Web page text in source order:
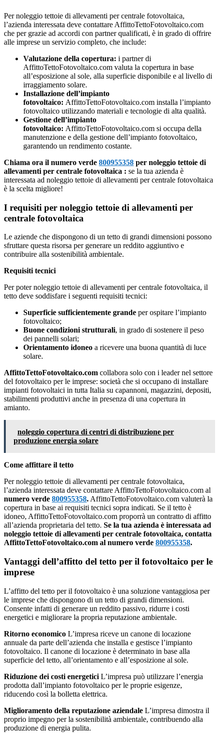
Per noleggio tettoie di allevamenti per centrale fotovoltaica,
l’azienda interessata deve contattare AffittoTettoFotovoltaico.com
che per grazie ad accordi con partner qualificati, è in grado di offrire
alle imprese un servizio completo, che include:
Valutazione della copertura: i partner di
AffittoTettoFotovoltaico.com valuta la copertura in base
all’esposizione al sole, alla superficie disponibile e al livello di
irraggiamento solare.
Installazione dell’impianto
fotovoltaico: AffittoTettoFotovoltaico.com installa l’impianto
fotovoltaico utilizzando materiali e tecnologie di alta qualità.
Gestione dell’impianto
fotovoltaico: AffittoTettoFotovoltaico.com si occupa della
manutenzione e della gestione dell’impianto fotovoltaico,
garantendo un rendimento costante.
Chiama ora il numero verde 800955358 per noleggio tettoie di
allevamenti per centrale fotovoltaica : se la tua azienda è
interessata ad noleggio tettoie di allevamenti per centrale fotovoltaica
è la scelta migliore!
I requisiti per noleggio tettoie di allevamenti per
centrale fotovoltaica
Le aziende che dispongono di un tetto di grandi dimensioni possono
sfruttare questa risorsa per generare un reddito aggiuntivo e
contribuire alla sostenibilità ambientale.
Requisiti tecnici
Per poter noleggio tettoie di allevamenti per centrale fotovoltaica, il
tetto deve soddisfare i seguenti requisiti tecnici:
Superficie sufficientemente grande per ospitare l’impianto
fotovoltaico;
Buone condizioni strutturali, in grado di sostenere il peso
dei pannelli solari;
Orientamento idoneo a ricevere una buona quantità di luce
solare.
AffittoTettoFotovoltaico.com collabora solo con i leader nel settore
del fotovoltaico per le imprese: società che si occupano di installare
impianti fotovoltaici in tutta Italia su capannoni, magazzini, depositi,
stabilimenti produttivi anche in presenza di una copertura in
amianto.
noleggio copertura di centri di distribuzione per
produzione energia solare
Come affittare il tetto
Per noleggio tettoie di allevamenti per centrale fotovoltaica,
l’azienda interessata deve contattare AffittoTettoFotovoltaico.com al
numero verde 800955358. AffittoTettoFotovoltaico.com valuterà la
copertura in base ai requisiti tecnici sopra indicati. Se il tetto è
idoneo, AffittoTettoFotovoltaico.com proporrà un contratto di affitto
all’azienda proprietaria del tetto. Se la tua azienda è interessata ad
noleggio tettoie di allevamenti per centrale fotovoltaica, contatta
AffittoTettoFotovoltaico.com al numero verde 800955358.
Vantaggi dell’affitto del tetto per il fotovoltaico per le
imprese
L’affitto del tetto per il fotovoltaico è una soluzione vantaggiosa per
le imprese che dispongono di un tetto di grandi dimensioni.
Consente infatti di generare un reddito passivo, ridurre i costi
energetici e migliorare la propria reputazione ambientale.
Ritorno economico L’impresa riceve un canone di locazione
annuale da parte dell’azienda che installa e gestisce l’impianto
fotovoltaico. Il canone di locazione è determinato in base alla
superficie del tetto, all’orientamento e all’esposizione al sole.
Riduzione dei costi energetici L’impresa può utilizzare l’energia
prodotta dall’impianto fotovoltaico per le proprie esigenze,
riducendo così la bolletta elettrica.
Miglioramento della reputazione aziendale L’impresa dimostra il
proprio impegno per la sostenibilità ambientale, contribuendo alla
produzione di energia pulita.